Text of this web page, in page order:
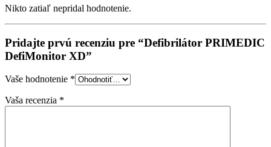
Nikto zatiaľ nepridal hodnotenie.
Pridajte prvú recenziu pre “Defibrilátor PRIMEDIC
DefiMonitor XD”
Vaše hodnotenie *
Vaša recenzia *